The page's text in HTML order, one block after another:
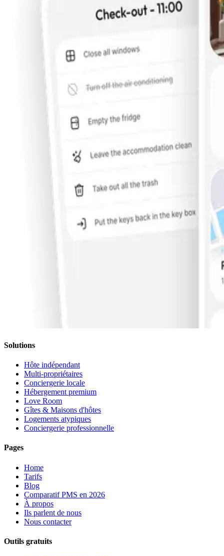
Solutions
Hôte indépendant
Multi-propriétaires
Conciergerie locale
Hébergement premium
Love Room
Gîtes & Maisons d'hôtes
Logements atypiques
Conciergerie professionnelle
Pages
Home
Tarifs
Blog
Comparatif PMS en 2026
À propos
Ils parlent de nous
Nous contacter
Outils gratuits